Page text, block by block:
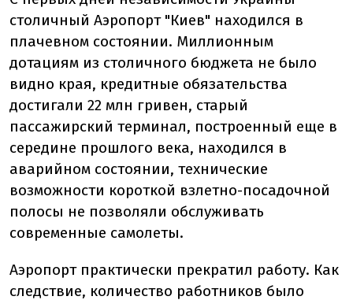
столичный Аэропорт "Киев" находился в
плачевном состоянии. Миллионным
дотациям из столичного бюджета не было
видно края, кредитные обязательства
достигали 22 млн гривен, старый
пассажирский терминал, построенный еще в
середине прошлого века, находился в
аварийном состоянии, технические
возможности короткой взлетно-посадочной
полосы не позволяли обслуживать
современные самолеты.
Аэропорт практически прекратил работу. Как
следствие, количество работников было